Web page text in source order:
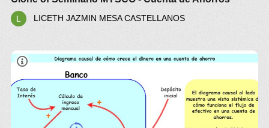
LICETH JAZMIN MESA CASTELLANOS
Seminario MYSCO